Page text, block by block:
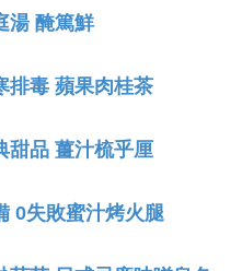
湯 醃篤鮮
排毒 蘋果肉桂茶
甜品 薑汁梳乎厘
0失敗蜜汁烤火腿